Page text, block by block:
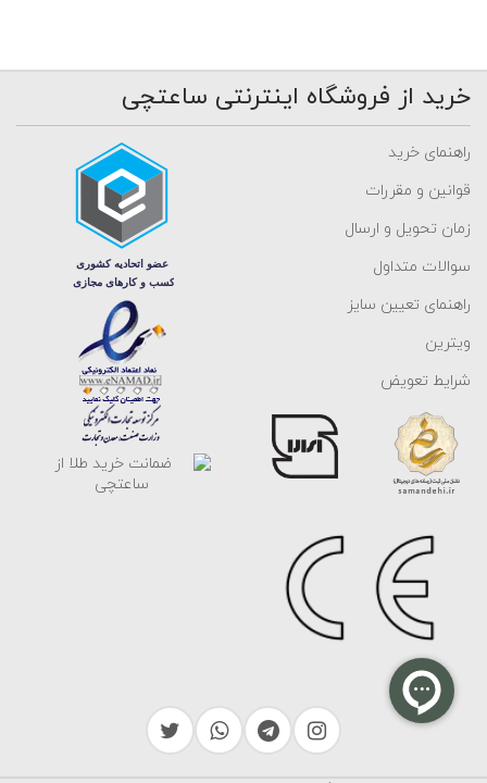
خرید از فروشگاه اینترنتی ساعتچی
راهنمای خرید
قوانین و مقررات
زمان تحویل و ارسال
سوالات متداول
راهنمای تعیین سایز
ویترین
شرایط تعویض